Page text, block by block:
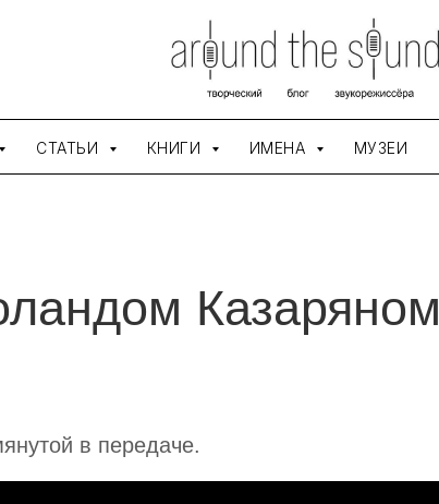
СТАТЬИ КНИГИ ИМЕНА МУЗЕИ
в передаче.
Казаряном